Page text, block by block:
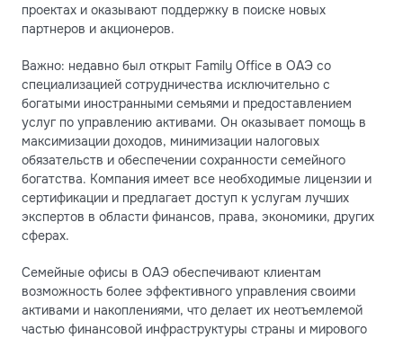
проектах и оказывают поддержку в поиске новых
партнеров и акционеров.
Важно: недавно был открыт Family Office в ОАЭ со
специализацией сотрудничества исключительно с
богатыми иностранными семьями и предоставлением
услуг по управлению активами. Он оказывает помощь в
максимизации доходов, минимизации налоговых
обязательств и обеспечении сохранности семейного
богатства. Компания имеет все необходимые лицензии и
сертификации и предлагает доступ к услугам лучших
экспертов в области финансов, права, экономики, других
сферах.
Семейные офисы в ОАЭ обеспечивают клиентам
возможность более эффективного управления своими
активами и накоплениями, что делает их неотъемлемой
частью финансовой инфраструктуры страны и мирового